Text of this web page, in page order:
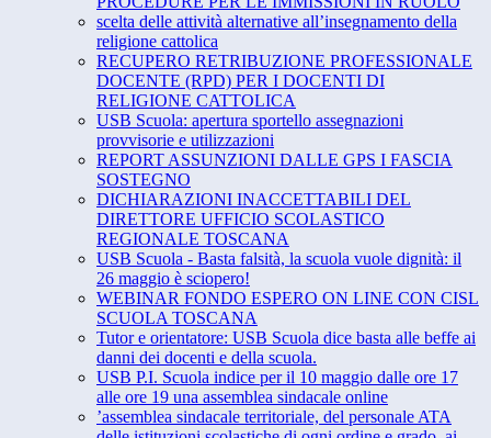
scelta delle attività alternative all’insegnamento della
religione cattolica
RECUPERO RETRIBUZIONE PROFESSIONALE
DOCENTE (RPD) PER I DOCENTI DI
RELIGIONE CATTOLICA
USB Scuola: apertura sportello assegnazioni
provvisorie e utilizzazioni
REPORT ASSUNZIONI DALLE GPS I FASCIA
SOSTEGNO
DICHIARAZIONI INACCETTABILI DEL
DIRETTORE UFFICIO SCOLASTICO
REGIONALE TOSCANA
USB Scuola - Basta falsità, la scuola vuole dignità: il
26 maggio è sciopero!
WEBINAR FONDO ESPERO ON LINE CON CISL
SCUOLA TOSCANA
Tutor e orientatore: USB Scuola dice basta alle beffe ai
danni dei docenti e della scuola.
USB P.I. Scuola indice per il 10 maggio dalle ore 17
alle ore 19 una assemblea sindacale online
’assemblea sindacale territoriale, del personale ATA